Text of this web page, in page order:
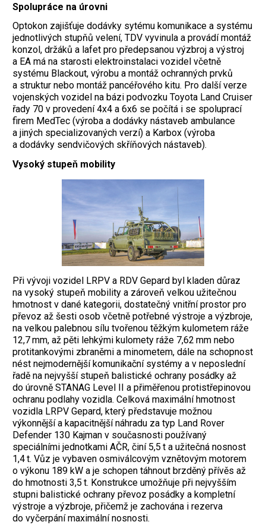
Spolupráce na úrovni
Optokon zajišťuje dodávky sytému komunikace a systému
jednotlivých stupňů velení, TDV vyvinula a provádí montáž
konzol, držáků a lafet pro předepsanou výzbroj a výstroj
a EA má na starosti elektroinstalaci vozidel včetně
systému Blackout, výrobu a montáž ochranných prvků
a struktur nebo montáž pancéřového kitu. Pro další verze
vojenských vozidel na bázi podvozku Toyota Land Cruiser
řady 70 v provedení 4x4 a 6x6 se počítá i se spoluprací
firem MedTec (výroba a dodávky nástaveb ambulance
a jiných specializovaných verzí) a Karbox (výroba
a dodávky sendvičových skříňových nástaveb).
Vysoký stupeň mobility
Při vývoji vozidel LRPV a RDV Gepard byl kladen důraz
na vysoký stupeň mobility a zároveň velkou užitečnou
hmotnost v dané kategorii, dostatečný vnitřní prostor pro
převoz až šesti osob včetně potřebné výstroje a výzbroje,
na velkou palebnou sílu tvořenou těžkým kulometem ráže
12,7 mm, až pěti lehkými kulomety ráže 7,62 mm nebo
protitankovými zbraněmi a minometem, dále na schopnost
nést nejmodernější komunikační systémy a v neposlední
řadě na nejvyšší stupeň balistické ochrany posádky až
do úrovně STANAG Level II a přiměřenou protistřepinovou
ochranu podlahy vozidla. Celková maximální hmotnost
vozidla LRPV Gepard, který představuje možnou
výkonnější a kapacitnější náhradu za typ Land Rover
Defender 130 Kajman v současnosti používaný
speciálními jednotkami AČR, činí 5,5 t a užitečná nosnost
1,4 t. Vůz je vybaven osmiválcovým vznětovým motorem
o výkonu 189 kW a je schopen táhnout brzděný přívěs až
do hmotnosti 3,5 t. Konstrukce umožňuje při nejvyšším
stupni balistické ochrany převoz posádky a kompletní
výstroje a výzbroje, přičemž je zachována i rezerva
do vyčerpání maximální nosnosti.